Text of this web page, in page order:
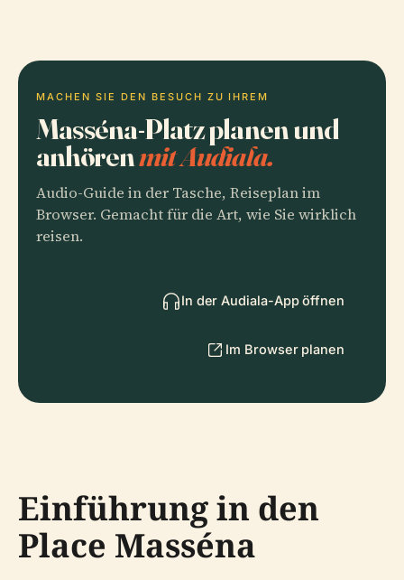
MACHEN SIE DEN BESUCH ZU IHREM
Masséna-Platz planen und
anhörenmit Audiala.
Audio-Guide in der Tasche, Reiseplan im
Browser. Gemacht für die Art, wie Sie wirklich
reisen.
In der Audiala-App öffnen
Im Browser planen
Einführung in den
Place Masséna